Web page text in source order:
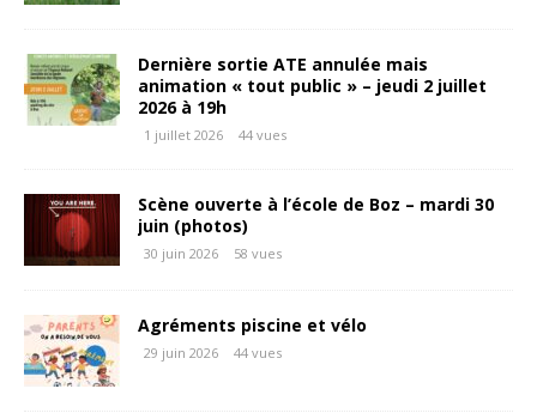
Dernière sortie ATE annulée mais
animation « tout public » – jeudi 2 juillet
2026 à 19h
1 juillet 2026 44 vues
Scène ouverte à l’école de Boz – mardi 30
juin (photos)
30 juin 2026 58 vues
Agréments piscine et vélo
29 juin 2026 44 vues